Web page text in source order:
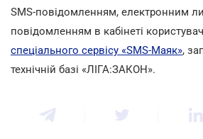
SMS-повідомленням, електронним
повідомленням в кабінеті
спеціального сервісу «SMS-Маяк»,
технічній базі «ЛІГА:ЗАКОН».